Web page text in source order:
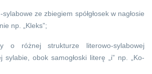
ze zbiegiem spółgłosek w nagłosie
np. „Kleks”;
o różnej strukturze literowo-sylabowej
sylabie, obok samogłoski literę „i” np. „Ko-